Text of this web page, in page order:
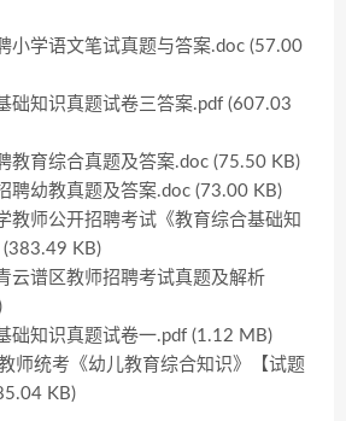
小学语文笔试真题与答案.doc (57.00
础知识真题试卷三答案.pdf (607.03
教育综合真题及答案.doc (75.50 KB)
聘幼教真题及答案.doc (73.00 KB)
教师公开招聘考试《教育综合基础知
KB)
云谱区教师招聘考试真题及解析
础知识真题试卷一.pdf (1.12 MB)
师统考《幼儿教育综合知识》【试题
KB)